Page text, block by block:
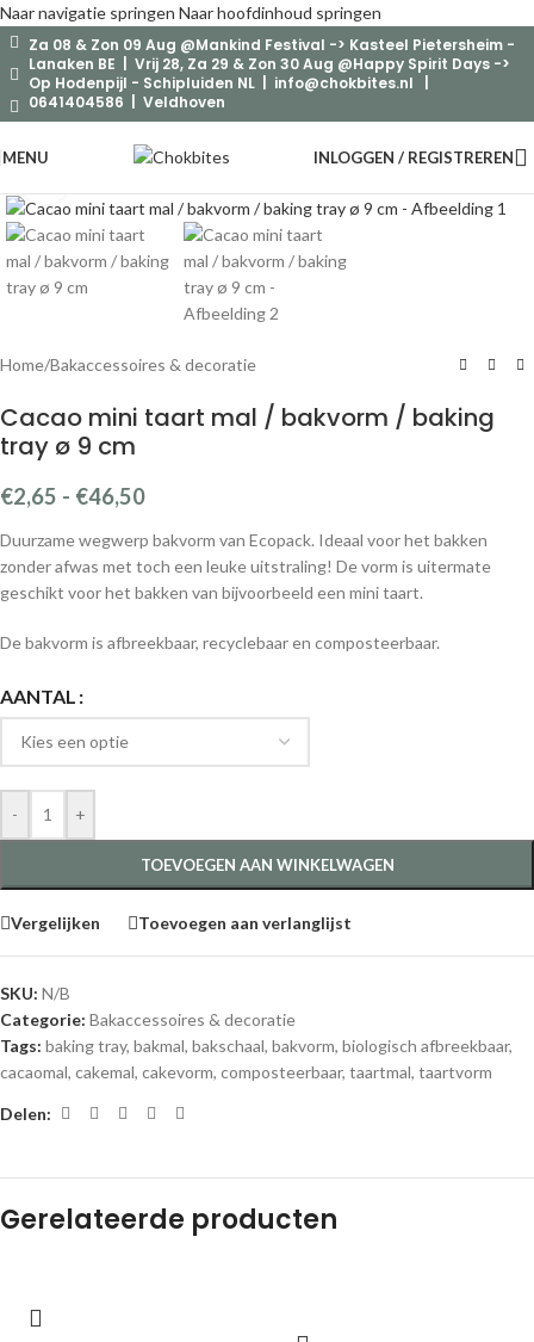
Naar navigatie springen Naar hoofdinhoud springen
Za 08 & Zon 09 Aug @Mankind Festival -> Kasteel Pietersheim -
Lanaken BE | Vrij 28, Za 29 & Zon 30 Aug @Happy Spirit Days ->
Op Hodenpijl - Schipluiden NL | info@chokbites.nl
0641404586 | Veldhoven
MENU INLOGGEN / REGISTREREN
Home/Bakaccessoires & decoratie
Cacao mini taart mal / bakvorm / baking
tray ø 9 cm
€2,65 - €46,50
Duurzame wegwerp bakvorm van Ecopack. Ideaal voor het bakken
zonder afwas met toch een leuke uitstraling! De vorm is uitermate
geschikt voor het bakken van bijvoorbeeld een mini taart.
De bakvorm is afbreekbaar, recyclebaar en composteerbaar.
AANTAL
- +
TOEVOEGEN AAN WINKELWAGEN
Vergelijken Toevoegen aan verlanglijst
SKU: N/B
Categorie: Bakaccessoires & decoratie
Tags: baking tray, bakmal, bakschaal, bakvorm, biologisch afbreekbaar,
cacaomal, cakemal, cakevorm, composteerbaar, taartmal, taartvorm
Delen:
Gerelateerde producten